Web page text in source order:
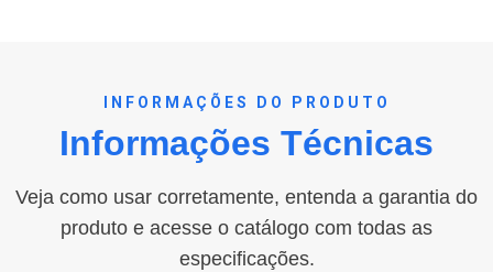
INFORMAÇÕES DO PRODUTO
Informações Técnicas
Veja como usar corretamente, entenda a garantia do
produto e acesse o catálogo com todas as
especificações.